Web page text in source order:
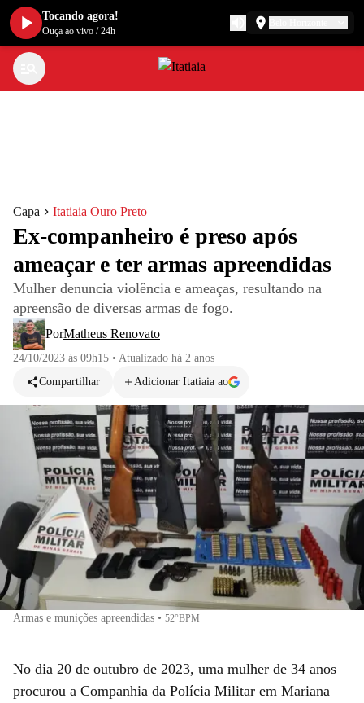
Capa Itatiaia Ouro Preto
Ex-companheiro é preso após
ameaçar e ter armas apreendidas
Mulher denuncia violência e ameaças, resultando na
apreensão de diversas armas de fogo.
PorMatheus Renovato
24/10/2023 às 09h15 • Atualizado há 2 anos
Compartilhar
Adicionar Itatiaia ao
Armas e munições apreendidas • 52°BPM
No dia 20 de outubro de 2023, uma mulher de 34 anos
procurou a Companhia da Polícia Militar em Mariana
Tocando agora!
Ouça ao vivo /24h